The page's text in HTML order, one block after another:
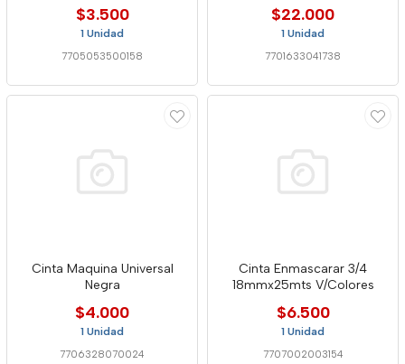
$3.500
1 Unidad
7705053500158
$22.000
1 Unidad
7701633041738
Cinta Maquina Universal
Negra
$4.000
1 Unidad
7706328070024
Cinta Enmascarar 3/4
18mmx25mts V/Colores
$6.500
1 Unidad
7707002003154